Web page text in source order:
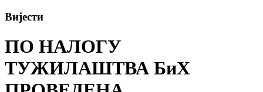
Вијести
ПО НАЛОГУ
ТУЖИЛАШТВА БиХ